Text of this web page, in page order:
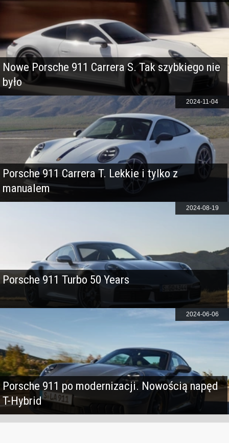
Nowe Porsche 911 Carrera S. Tak szybkiego nie
było
Porsche 911 Carrera T. Lekkie i tylko z
manualem
2024-11-04
Porsche 911 Turbo 50 Years
2024-08-19
Porsche 911 po modernizacji. Nowością napęd
T-Hybrid
2024-06-06